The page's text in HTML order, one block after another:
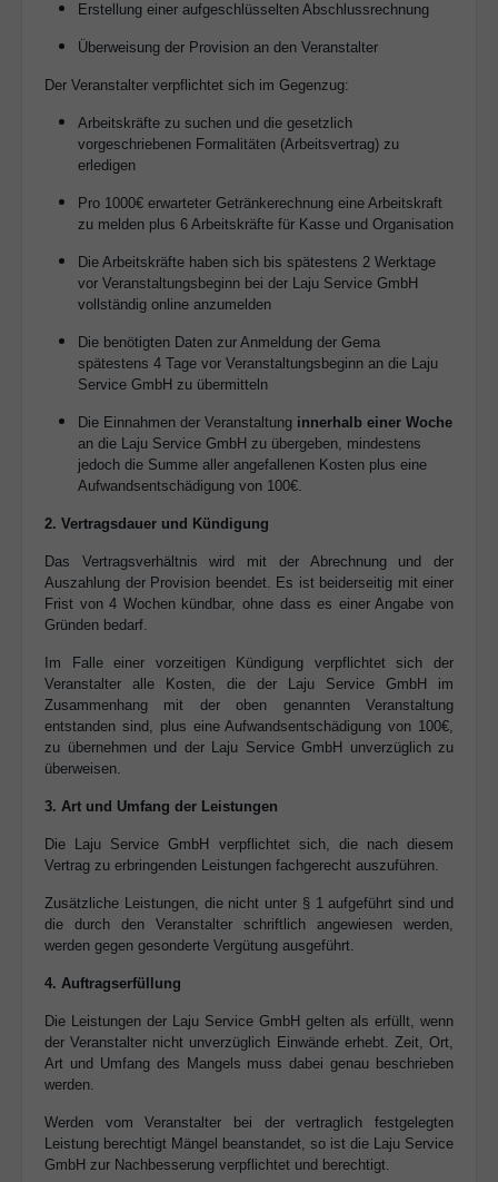
Erstellung einer aufgeschlüsselten Abschlussrechnung
Überweisung der Provision an den Veranstalter
Der Veranstalter verpflichtet sich im Gegenzug:
Arbeitskräfte zu suchen und die gesetzlich
vorgeschriebenen Formalitäten (Arbeitsvertrag) zu
erledigen
Pro 1000€ erwarteter Getränkerechnung eine Arbeitskraft
zu melden plus 6 Arbeitskräfte für Kasse und Organisation
Die Arbeitskräfte haben sich bis spätestens 2 Werktage
vor Veranstaltungsbeginn bei der Laju Service GmbH
vollständig online anzumelden
Die benötigten Daten zur Anmeldung der Gema
spätestens 4 Tage vor Veranstaltungsbeginn an die Laju
Service GmbH zu übermitteln
Die Einnahmen der Veranstaltung innerhalb einer Woche
an die Laju Service GmbH zu übergeben, mindestens
jedoch die Summe aller angefallenen Kosten plus eine
Aufwandsentschädigung von 100€.
2. Vertragsdauer und Kündigung
Das Vertragsverhältnis wird mit der Abrechnung und der
Auszahlung der Provision beendet. Es ist beiderseitig mit einer
Frist von 4 Wochen kündbar, ohne dass es einer Angabe von
Gründen bedarf.
Im Falle einer vorzeitigen Kündigung verpflichtet sich der
Veranstalter alle Kosten, die der Laju Service GmbH im
Zusammenhang mit der oben genannten Veranstaltung
entstanden sind, plus eineAufwandsentschädigung von 100€,
zu übernehmen und der Laju Service GmbH unverzüglich zu
überweisen.
3. Art und Umfang der Leistungen
Die Laju Service GmbH verpflichtet sich, die nach diesem
Vertrag zu erbringenden Leistungen fachgerecht auszuführen.
Zusätzliche Leistungen, die nicht unter § 1 aufgeführt sind und
die durch den Veranstalter schriftlich angewiesen werden,
werden gegen gesonderte Vergütung ausgeführt.
4. Auftragserfüllung
Die Leistungen der Laju Service GmbH gelten als erfüllt, wenn
der Veranstalter nicht unverzüglich Einwände erhebt. Zeit, Ort,
Art und Umfang des Mangels muss dabei genau beschrieben
werden.
Werden vom Veranstalter bei der vertraglich festgelegten
Leistung berechtigt Mängel beanstandet, so ist die Laju Service
GmbH zur Nachbesserung verpflichtet und berechtigt.